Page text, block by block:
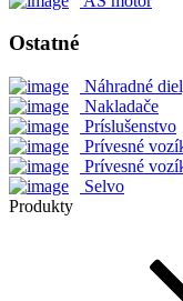
Ostatné
Náhradné
Nakladače
Príslušenstvo
Prívesné
Prívesné
Selvo
Produkty